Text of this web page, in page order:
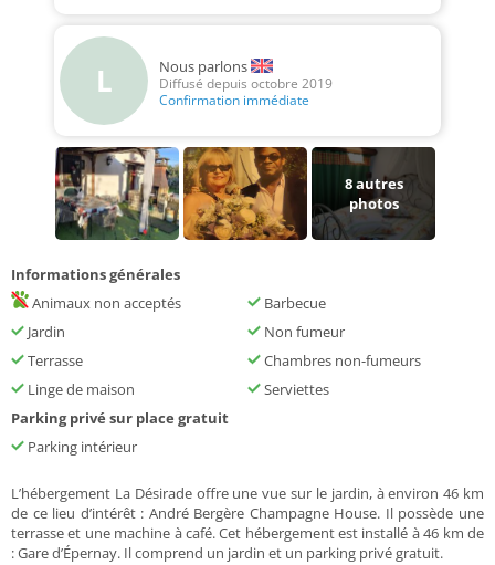
L Nous parlons
Diffusé depuis octobre 2019
Confirmation immédiate
8autres
photos
Informations générales
Animaux non acceptés
Barbecue
Jardin
Non fumeur
Terrasse
Chambres non-fumeurs
Linge de maison
Serviettes
Parking privé sur place gratuit
Parking intérieur
L’hébergement La Désirade offre une vue sur le jardin, à environ 46 km
de ce lieu d’intérêt : André Bergère Champagne House. Il possède une
terrasse et une machine à café. Cet hébergement est installé à 46 km de
: Gare d’Épernay. Il comprend un jardin et un parking privé gratuit.